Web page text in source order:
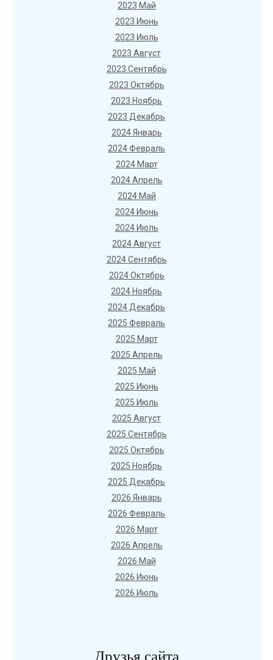
2023 Май
2023 Июнь
2023 Июль
2023 Август
2023 Сентябрь
2023 Октябрь
2023 Ноябрь
2023 Декабрь
2024 Январь
2024 Февраль
2024 Март
2024 Апрель
2024 Май
2024 Июнь
2024 Июль
2024 Август
2024 Сентябрь
2024 Октябрь
2024 Ноябрь
2024 Декабрь
2025 Февраль
2025 Март
2025 Апрель
2025 Май
2025 Июнь
2025 Июль
2025 Август
2025 Сентябрь
2025 Октябрь
2025 Ноябрь
2025 Декабрь
2026 Январь
2026 Февраль
2026 Март
2026 Апрель
2026 Май
2026 Июнь
2026 Июль
Друзья сайта